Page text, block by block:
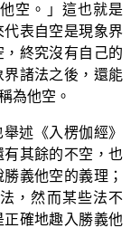
空。」這也就是
表自空是現象界
終究沒有自己的
諸法之後，還能
為他空。
述《入楞伽經》
其餘的不空，也
義他空的義理；
，然而某些法不
確地趣入勝義他